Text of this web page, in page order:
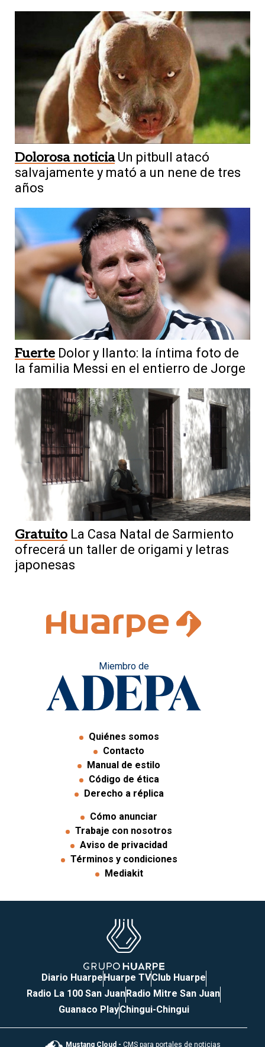
Dolorosa noticia Un pitbull atacó
salvajamente y mató a un nene de tres
años
Fuerte Dolor y llanto: la íntima foto de
la familia Messi en el entierro de Jorge
Gratuito La Casa Natal de Sarmiento
ofrecerá un taller de origami y letras
japonesas
Miembro de
Quiénes somos
Contacto
Manual de estilo
Código de ética
Derecho a réplica
Cómo anunciar
Trabaje con nosotros
Aviso de privacidad
Términos y condiciones
Mediakit
Diario HuarpeHuarpe TVClub Huarpe
Radio La 100 San JuanRadio Mitre San Juan
Guanaco PlayChingui-Chingui
Mustang Cloud - CMS para portales de noticias